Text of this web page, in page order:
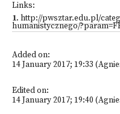
Links:
1. http://pwsztar.edu.pl/
humanistycznego/
Added on:
14 January 2017; 19:33
Edited on:
14 January 2017; 19:40